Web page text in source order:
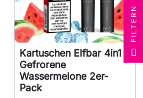
Kartuschen Elfbar 4in1
Gefrorene
Wassermelone 2er-
Pack
N